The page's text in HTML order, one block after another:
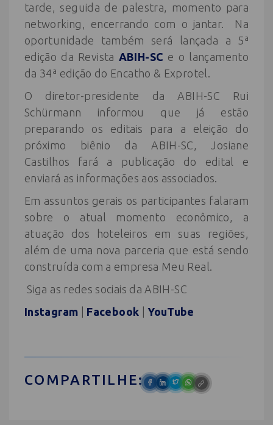
tarde, seguida de palestra, momento para
networking, encerrando com o jantar. Na
oportunidade também será lançada a 5ª
edição da Revista ABIH-SC e o lançamento
da 34ª edição do Encatho & Exprotel.
O diretor-presidente da ABIH-SC Rui
Schürmann informou que já estão
preparando os editais para a eleição do
próximo biênio da ABIH-SC, Josiane
Castilhos fará a publicação do edital e
enviará as informações aos associados.
Em assuntos gerais os participantes falaram
sobre o atual momento econômico, a
atuação dos hoteleiros em suas regiões,
além de uma nova parceria que está sendo
construída com a empresa Meu Real.
Siga as redes sociais da ABIH-SC
Instagram
Facebook |YouTube
COMPARTILHE: